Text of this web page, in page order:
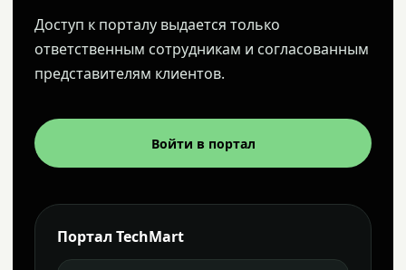
Доступ к порталу выдается только
ответственным сотрудникам и согласованным
представителям клиентов.
Войти в портал
Портал TechMart